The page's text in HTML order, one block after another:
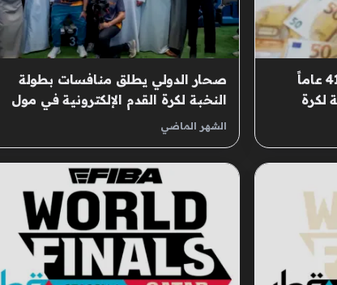
المغرب الفاسي ينهي انتظار 41 عاماً
لكرة
صحار الدولي يطلق منافسات بطولة
النخبة لكرة القدم الإلكترونية في مول
عُمان
الشهر الماضي